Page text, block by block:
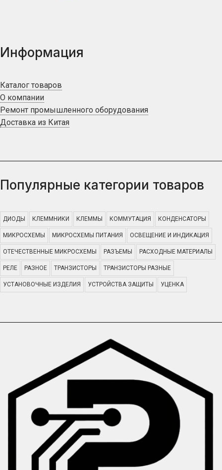
Информация
Каталог товаров
О компании
Ремонт промышленного оборудования
Доставка из Китая
Популярные категории товаров
ДИОДЫ КЛЕММНИКИ КЛЕММЫ КОММУТАЦИЯ КОНДЕНСАТОРЫ
МИКРОСХЕМЫ МИКРОСХЕМЫ ПИТАНИЯ ОСВЕЩЕНИЕ И ИНДИКАЦИЯ
ОТЕЧЕСТВЕННЫЕ МИКРОСХЕМЫ РАЗЪЕМЫ РАСХОДНЫЕ МАТЕРИАЛЫ
РЕЛЕ РАЗНОЕ ТРАНЗИСТОРЫ ТРАНЗИСТОРЫ РАЗНЫЕ
УСТАНОВОЧНЫЕ ИЗДЕЛИЯ УСТРОЙСТВА ЗАЩИТЫ УЦЕНКА